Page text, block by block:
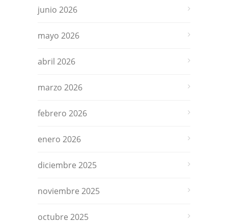
junio 2026
mayo 2026
abril 2026
marzo 2026
febrero 2026
enero 2026
diciembre 2025
noviembre 2025
octubre 2025